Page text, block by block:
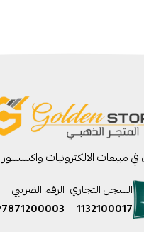
الالكترونيات
السجل التجاري
1132100017
الرقم الضريبي